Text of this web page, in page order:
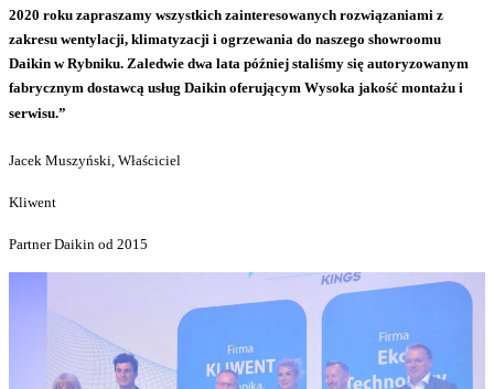
2020 roku zapraszamy wszystkich zainteresowanych rozwiązaniami z
zakresu wentylacji, klimatyzacji i ogrzewania do naszego showroomu
Daikin w Rybniku. Zaledwie dwa lata później staliśmy się autoryzowanym
fabrycznym dostawcą usług Daikin oferującym Wysoka jakość montażu i
serwisu.”
Jacek Muszyński, Właściciel
Kliwent
Partner Daikin od 2015